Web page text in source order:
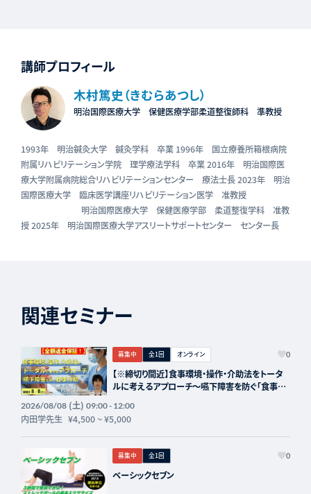
講師プロフィール
木村篤史（きむらあつし）
明治国際医療大学 保健医療学部柔道整復師科 準教授
1993年 明治鍼灸大学 鍼灸学科 卒業 1996年 国立療養所箱根病院
附属リハビリテーション学院 理学療法学科 卒業 2016年 明治国際医
療大学附属病院総合リハビリテーションセンター 療法士長 2023年 明治
国際医療大学 臨床医学講座リハビリテーション医学 准教授
明治国際医療大学 保健医療学部 柔道整復学科 准教
授 2025年 明治国際医療大学アスリートサポートセンター センター長
関連セミナー
募集中 全1回 オンライン 0
【※締切り間近】食事環境・操作・介助法をトータ
ルに考えるアプローチ～嚥下障害を防ぐ「食事介
フォーライフ】
2026/08/08(土) 09:00 - 12:00
内田学先生 ¥4,500~¥5,000
募集中 全1回 0
ベーシックセブン